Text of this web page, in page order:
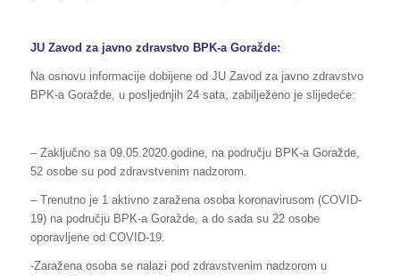
JU Zavod za javno zdravstvo BPK-a Goražde:
Na osnovu informacije dobijene od JU Zavod za javno zdravstvo
BPK-a Goražde, u posljednjih 24 sata, zabilježeno je slijedeće:
– Zaključno sa 09.05.2020.godine, na području BPK-a Goražde,
52 osobe su pod zdravstvenim nadzorom.
– Trenutno je 1 aktivno zaražena osoba koronavirusom (COVID-
19) na području BPK-a Goražde, a do sada su 22 osobe
oporavljene od COVID-19.
-Zaražena osoba se nalazi pod zdravstvenim nadzorom u